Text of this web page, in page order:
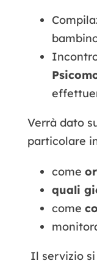
Verrà dato
particolare
come
quali
come
Il servizio